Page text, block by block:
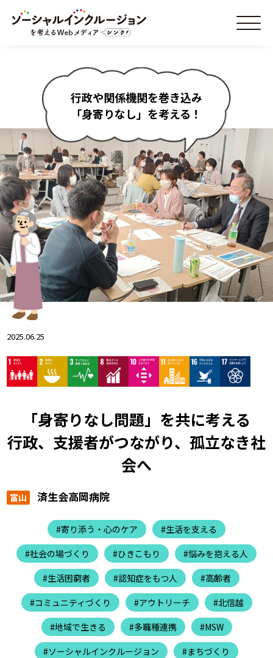
行政や関係機関を巻き込み
「身寄りなし」を考える！
2025.06.25
「身寄りなし問題」を共に考える
行政、支援者がつながり、孤立なき社
会へ
富山 済生会高岡病院
#寄り添う・心のケア
#生活を支える
#社会の場づくり
#ひきこもり
#悩みを抱える人
#生活困窮者
#認知症をもつ人
#高齢者
#コミュニティづくり
#アウトリーチ
#北信越
#地域で生きる
#多職種連携
#MSW
#ソーシャルインクルージョン
#まちづくり